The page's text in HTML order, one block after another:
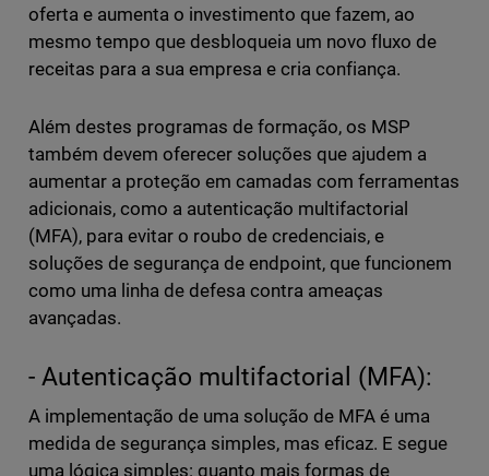
oferta e aumenta o investimento que fazem, ao
mesmo tempo que desbloqueia um novo fluxo de
receitas para a sua empresa e cria confiança.
Além destes programas de formação, os MSP
também devem oferecer soluções que ajudem a
aumentar a proteção em camadas com ferramentas
adicionais, como a autenticação multifactorial
(MFA), para evitar o roubo de credenciais, e
soluções de segurança de endpoint, que funcionem
como uma linha de defesa contra ameaças
avançadas.
- Autenticação multifactorial (MFA):
A implementação de uma solução de MFA é uma
medida de segurança simples, mas eficaz. E segue
uma lógica simples: quanto mais formas de